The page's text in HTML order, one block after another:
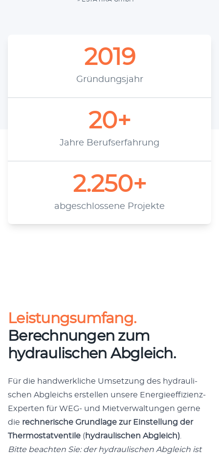
Grün­dungs­jahr
2019
Jah­re Berufserfahrung
20+
abge­schlos­se­ne Projekte
2.250+
Leistungsumfang.
Berechnungen zum
hydraulischen Abgleich.
Für die hand­werk­li­che Umset­zung des hydrau­li­
schen Abgleichs erstel­len unse­re Ener­gie­ef­fi­zi­enz-
Exper­ten für WEG- und Miet­ver­wal­tun­gen ger­ne
die rech­ne­ri­sche Grund­la­ge zur Ein­stel­lung der
Ther­mo­stat­ven­ti­le (hydrau­li­schen Abgleich)
Bit­te beach­ten Sie: der hydrau­li­schen Abgleich ist